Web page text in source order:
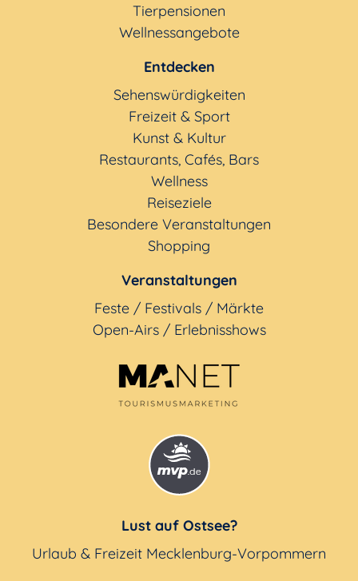
Tierpensionen
Wellnessangebote
Entdecken
Sehenswürdigkeiten
Freizeit & Sport
Kunst & Kultur
Restaurants, Cafés, Bars
Wellness
Reiseziele
Besondere Veranstaltungen
Shopping
Veranstaltungen
Feste / Festivals / Märkte
Open-Airs / Erlebnisshows
Lust auf Ostsee?
Urlaub & Freizeit Mecklenburg-Vorpommern